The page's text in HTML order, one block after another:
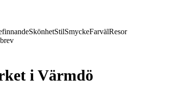
SkönhetStilSmyckeFarvälResor
i Värmdö